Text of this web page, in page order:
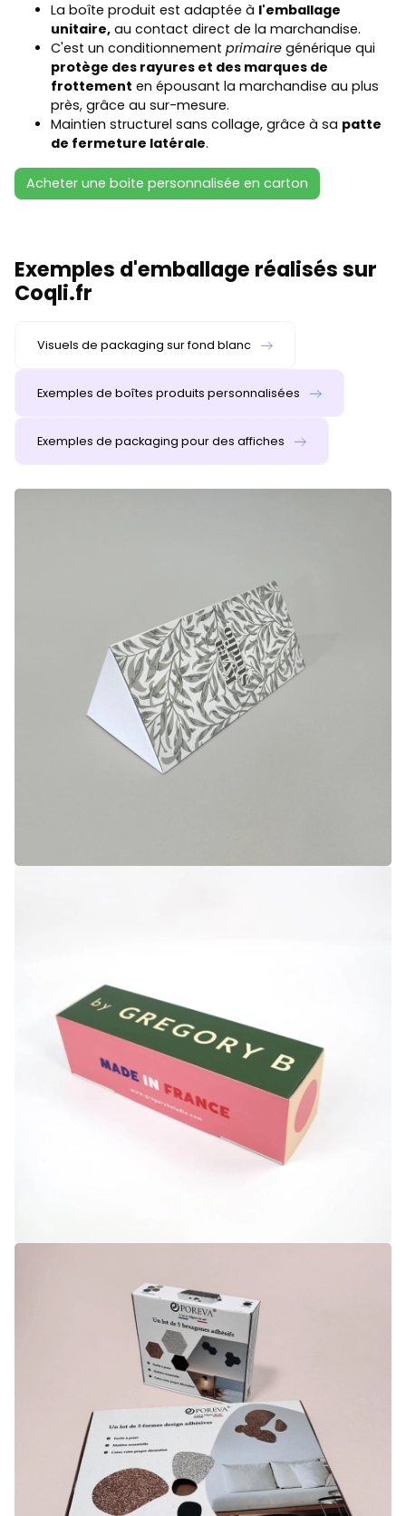
La boîte produit est adaptée à l'emballage
unitaire, au contact direct de la marchandise.
C'est un conditionnement primaire générique qui
protège des rayures et des marques de
frottement en épousant la marchandise au plus
près, grâce au sur-mesure.
Maintien structurel sans collage, grâce à sa patte
de fermeture latérale.
Acheter une boite personnalisée en carton
Exemples d'emballage réalisés sur
Coqli.fr
Visuels de packaging sur fond blanc
Exemples de boîtes produits personnalisées
Exemples de packaging pour des affiches